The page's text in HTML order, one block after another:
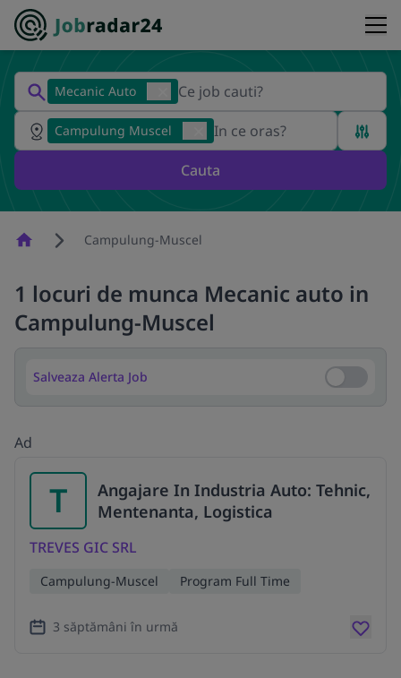
Mecanic Auto
Campulung Muscel
Cauta
HomepageCampulung-Muscel
1 locuri de munca Mecanic auto in
Campulung-Muscel
Salveaza Alerta Job Salveaza
Ad
T
Angajare In Industria Auto: Tehnic,
Mentenanta, Logistica
TREVES GIC SRL
Campulung-Muscel Program Full Time
3 săptămâni în urmă